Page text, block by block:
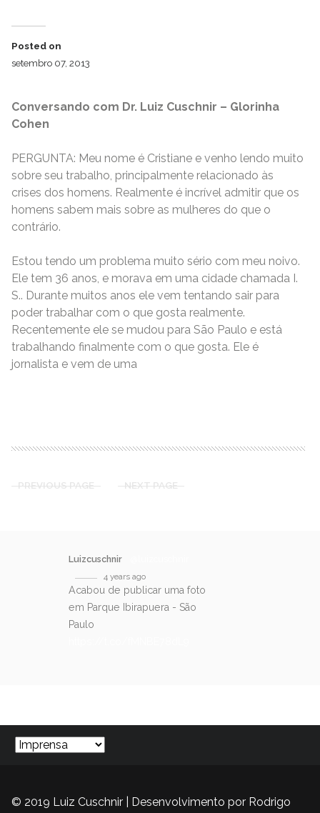
Posted on
setembro 07, 2013
Conversando com Dr. Luiz Cuschnir – Glorinha
Cohen
PERGUNTA: Meu nome é Cristiane e venho lendo muito
sobre seu trabalho, principalmente relacionado às
crises dos homens. Realmente é incrível admitir que os
homens sabem mais sobre as mulheres do que o
contrário.
Estou tendo um problema muito sério com meu noivo.
Ele tem 36 anos, e morava em uma cidade chamada I.
S.. Durante muitos anos ele vem tentando sair para
poder trabalhar com o que gosta realmente.
Recentemente ele se mudou para São Paulo e está
trabalhando finalmente com o que gosta. Ele é
jornalista e vem de uma
PREVIOUS PAGE NEXT PAGE
Luizcuschnir
4 years ago
Acabou de publicar uma foto
em Parque Ibirapuera - São
Paulo
© 2019 Luiz Cuschnir | Desenvolvimento por Rodrigo